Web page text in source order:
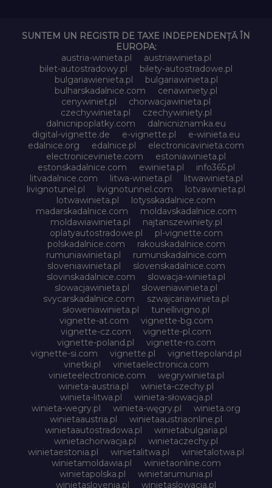
SUNTEM UN REGISTR DE TAXE INDEPENDENȚĂ ÎN
EUROPA:
austria-winieta.pl
austriawinieta.pl
bilet-autostradowy.pl
bilety-autostradowe.pl
bulgariawienieta.pl
bulgariawinieta.pl
bulharskadalnice.com
cenawiniety.pl
cenywiniet.pl
chorwacjawinieta.pl
czechywinieta.pl
czechywiniety.pl
dalnicnipoplatky.com
dalnicniznamka.eu
digital-vignette.de
e-vignette.pl
e-winieta.eu
edalnice.org
edalnice.pl
electronicavinieta.com
electroniceviniete.com
estoniawinieta.pl
estonskadalnice.com
ewinieta.pl
info365.pl
litvadalnice.com
litwa-winieta.pl
litwawinieta.pl
livignotunel.pl
livignotunnel.com
lotvawinieta.pl
lotwawinieta.pl
lotysskadalnice.com
madarskadalnice.com
moldavskadalnice.com
moldawiawinieta.pl
najtanszewiniety.pl
oplatyautostradowe.pl
pl-vignette.com
polskadalnice.com
rakouskadalnice.com
rumuniawinieta.pl
rumunskadalnice.com
sloveniawinieta.pl
slovenskadalnice.com
slovinskadalnice.com
slowacja-winieta.pl
slowacjawinieta.pl
sloweniawinieta.pl
svycarskadalnice.com
szwajcariawinieta.pl
słoweniawinieta.pl
tunellivigno.pl
vignette-at.com
vignette-bg.com
vignette-cz.com
vignette-pl.com
vignette-poland.pl
vignette-ro.com
vignette-si.com
vignette.pl
vignettepoland.pl
vinetki.pl
vinietaelectronica.com
vinieteelectronice.com
wegrywinieta.pl
winieta-austria.pl
winieta-czechy.pl
winieta-litwa.pl
winieta-słowacja.pl
winieta-wegry.pl
winieta-węgry.pl
winieta.org
winietaaustria.pl
winietaaustriaonline.pl
winietaautostradowa.pl
winietabulgaria.pl
winietachorwacja.pl
winietaczechy.pl
winietaestonia.pl
winietalitwa.pl
winietalotwa.pl
winietamoldawia.pl
winietaonline.com
winietapolska.pl
winietarumunia.pl
winietaslovenia.pl
winietaslowacja.pl